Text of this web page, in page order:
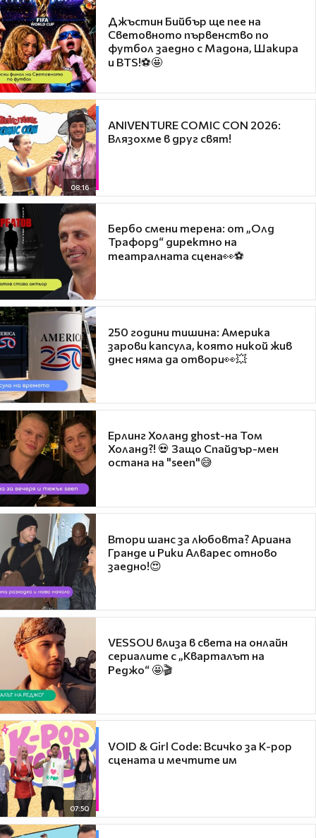
Джъстин Бийбър ще пее на
Световното първенство по
футбол заедно с Мадона, Шакира
и BTS!⚽🤩
08:16
ANIVENTURE COMIC CON 2026:
Влязохме в друг свят!
Бербо смени терена: от „Олд
Трафорд“ директно на
театралната сцена👀⚽
250 години тишина: Америка
зарови капсула, която никой жив
днес няма да отвори👀💥
Ерлинг Холанд ghost-на Том
Холанд?! 💀 Защо Спайдър-мен
остана на "seen"😅
Втори шанс за любовта? Ариана
Гранде и Рики Алварес отново
заедно!😍
VESSOU влиза в света на онлайн
сериалите с „Кварталът на
Реджо“ 🤩🎬
07:50
VOID & Girl Code: Всичко за K-pop
сцената и мечтите им